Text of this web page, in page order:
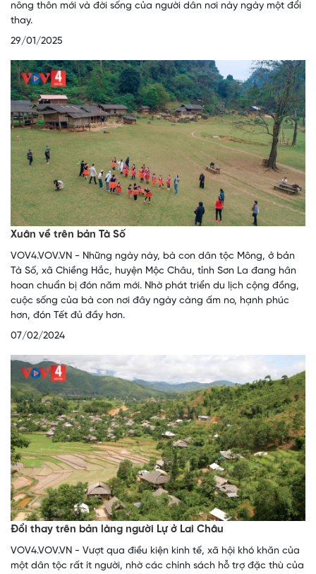
nông thôn mới và đời sống của người dân nơi này ngày một đổi
thay.
29/01/2025
Xuân về trên bản Tà Số
VOV4.VOV.VN - Những ngày này, bà con dân tộc Mông, ở bản
Tà Số, xã Chiềng Hắc, huyện Mộc Châu, tỉnh Sơn La đang hân
hoan chuẩn bị đón năm mới. Nhờ phát triển du lịch cộng đồng,
cuộc sống của bà con nơi đây ngày càng ấm no, hạnh phúc
hơn, đón Tết đủ đầy hơn.
07/02/2024
Đổi thay trên bản làng người Lự ở Lai Châu
VOV4.VOV.VN - Vượt qua điều kiện kinh tế, xã hội khó khăn của
một dân tộc rất ít người, nhờ các chính sách hỗ trợ đặc thù của